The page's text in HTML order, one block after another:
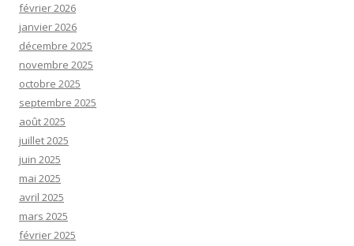
février 2026
janvier 2026
décembre 2025
novembre 2025
octobre 2025
septembre 2025
août 2025
juillet 2025
juin 2025
mai 2025
avril 2025
mars 2025
février 2025